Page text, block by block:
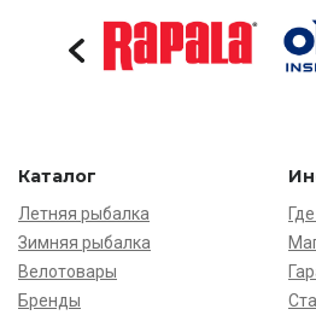
Каталог
Летняя рыбалка
Зимняя рыбалка
Велотовары
Бренды